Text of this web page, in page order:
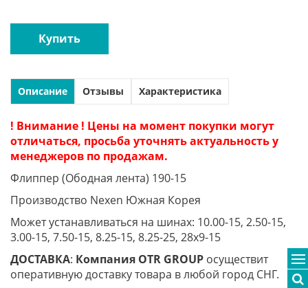
Купить
Описание Отзывы Характеристика
! Внимание ! Цены на момент покупки могут
отличаться, просьба уточнять актуальность у
менеджеров по продажам.
Флиппер (Ободная лента) 190-15
Производство Nexen Южная Корея
Может устанавливаться на шинах: 10.00-15, 2.50-15,
3.00-15, 7.50-15, 8.25-15, 8.25-25, 28x9-15
ДОСТАВКА: Компания OTR GROUP осуществит
оперативную доставку товара в любой город СНГ.